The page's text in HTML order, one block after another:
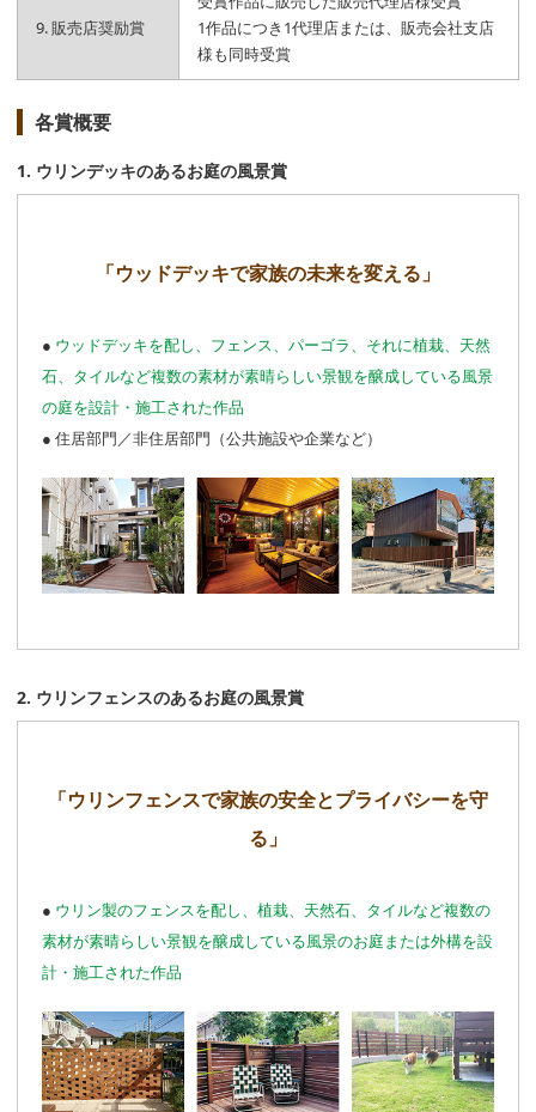
9. 販売店奨励賞
1作品につき1代理店または、販売会社支店
様も同時受賞
各賞概要
1. ウリンデッキのあるお庭の風景賞
「ウッドデッキで家族の未来を変える」
● ウッドデッキを配し、フェンス、パーゴラ、それに植栽、天然
石、タイルなど複数の素材が素晴らしい景観を醸成している風景
の庭を設計・施工された作品
● 住居部門／非住居部門（公共施設や企業など）
2. ウリンフェンスのあるお庭の風景賞
「ウリンフェンスで家族の安全とプライバシーを守
る」
● ウリン製のフェンスを配し、植栽、天然石、タイルなど複数の
素材が素晴らしい景観を醸成している風景のお庭または外構を設
計・施工された作品